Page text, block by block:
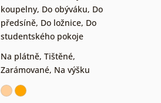
koupelny, Do obýváku, Do
předsíně, Do ložnice, Do
studentského pokoje
Na plátně, Tištěné,
Zarámované, Na výšku